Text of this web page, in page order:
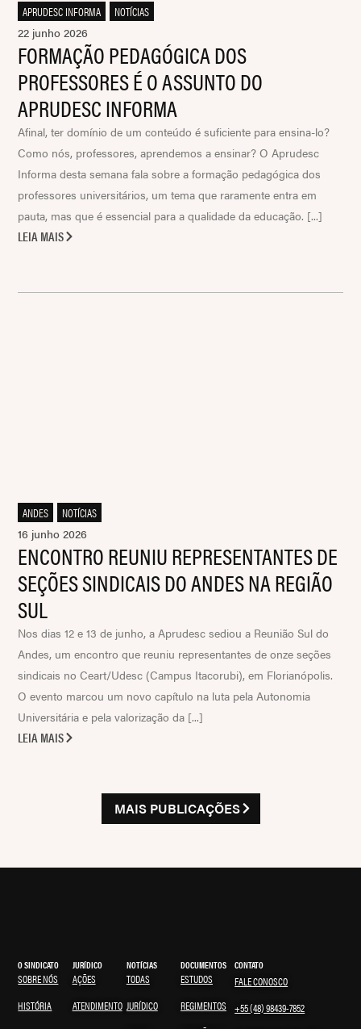
APRUDESC INFORMA
NOTÍCIAS
22 junho 2026
FORMAÇÃO PEDAGÓGICA DOS
PROFESSORES É O ASSUNTO DO
APRUDESC INFORMA
Afinal, ter domínio de um conteúdo é suficiente para ensina-lo?
Como nós, professores, aprendemos a ensinar? O Aprudesc
Informa desta semana fala sobre a formação pedagógica dos
professores universitários, um tema que raramente entra em
pauta, mas que é essencial para a qualidade da educação. [...]
LEIA MAIS
ANDES
NOTÍCIAS
16 junho 2026
ENCONTRO REUNIU REPRESENTANTES DE
SEÇÕES SINDICAIS DO ANDES NA REGIÃO
SUL
Nos dias 12 e 13 de junho, a Aprudesc sediou a Reunião Sul do
Andes, um encontro que reuniu representantes de onze seções
sindicais no Ceart/Udesc (Campus Itacorubi), em Florianópolis.
O evento marcou um novo capítulo na luta pela Autonomia
Universitária e pela valorização da [...]
LEIA MAIS
MAIS PUBLICAÇÕES
O SINDICATO
SOBRE NÓS
HISTÓRIA
JURÍDICO
AÇÕES
ATENDIMENTO
NOTÍCIAS
TODAS
JURÍDICO
DOCUMENTOS
ESTUDOS
REGIMENTOS
CONTATO
FALE CONOSCO
+55 (48) 98439-7852